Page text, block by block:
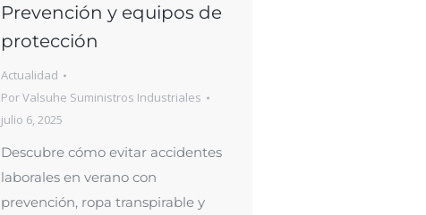
Prevención y equipos de
protección
Actualidad
PorValsuhe Suministros Industriales
julio 6, 2025
Descubre cómo evitar accidentes
laborales en verano con
prevención, ropa transpirable y